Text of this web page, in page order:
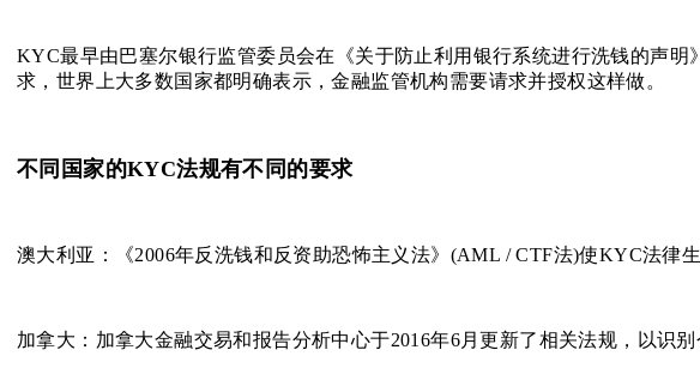
KYC最早由巴塞尔银行监管委员会在《关于防止利用银行系统进行洗钱的声
求，世界上大多数国家都明确表示，金融监管机构需要请求并授权这样做。
不同国家的KYC法规有不同的要求
澳大利亚：《2006年反洗钱和反资助恐怖主义法》(AML / CTF法)使KYC法律
加拿大：加拿大金融交易和报告分析中心于2016年6月更新了相关法规，以识